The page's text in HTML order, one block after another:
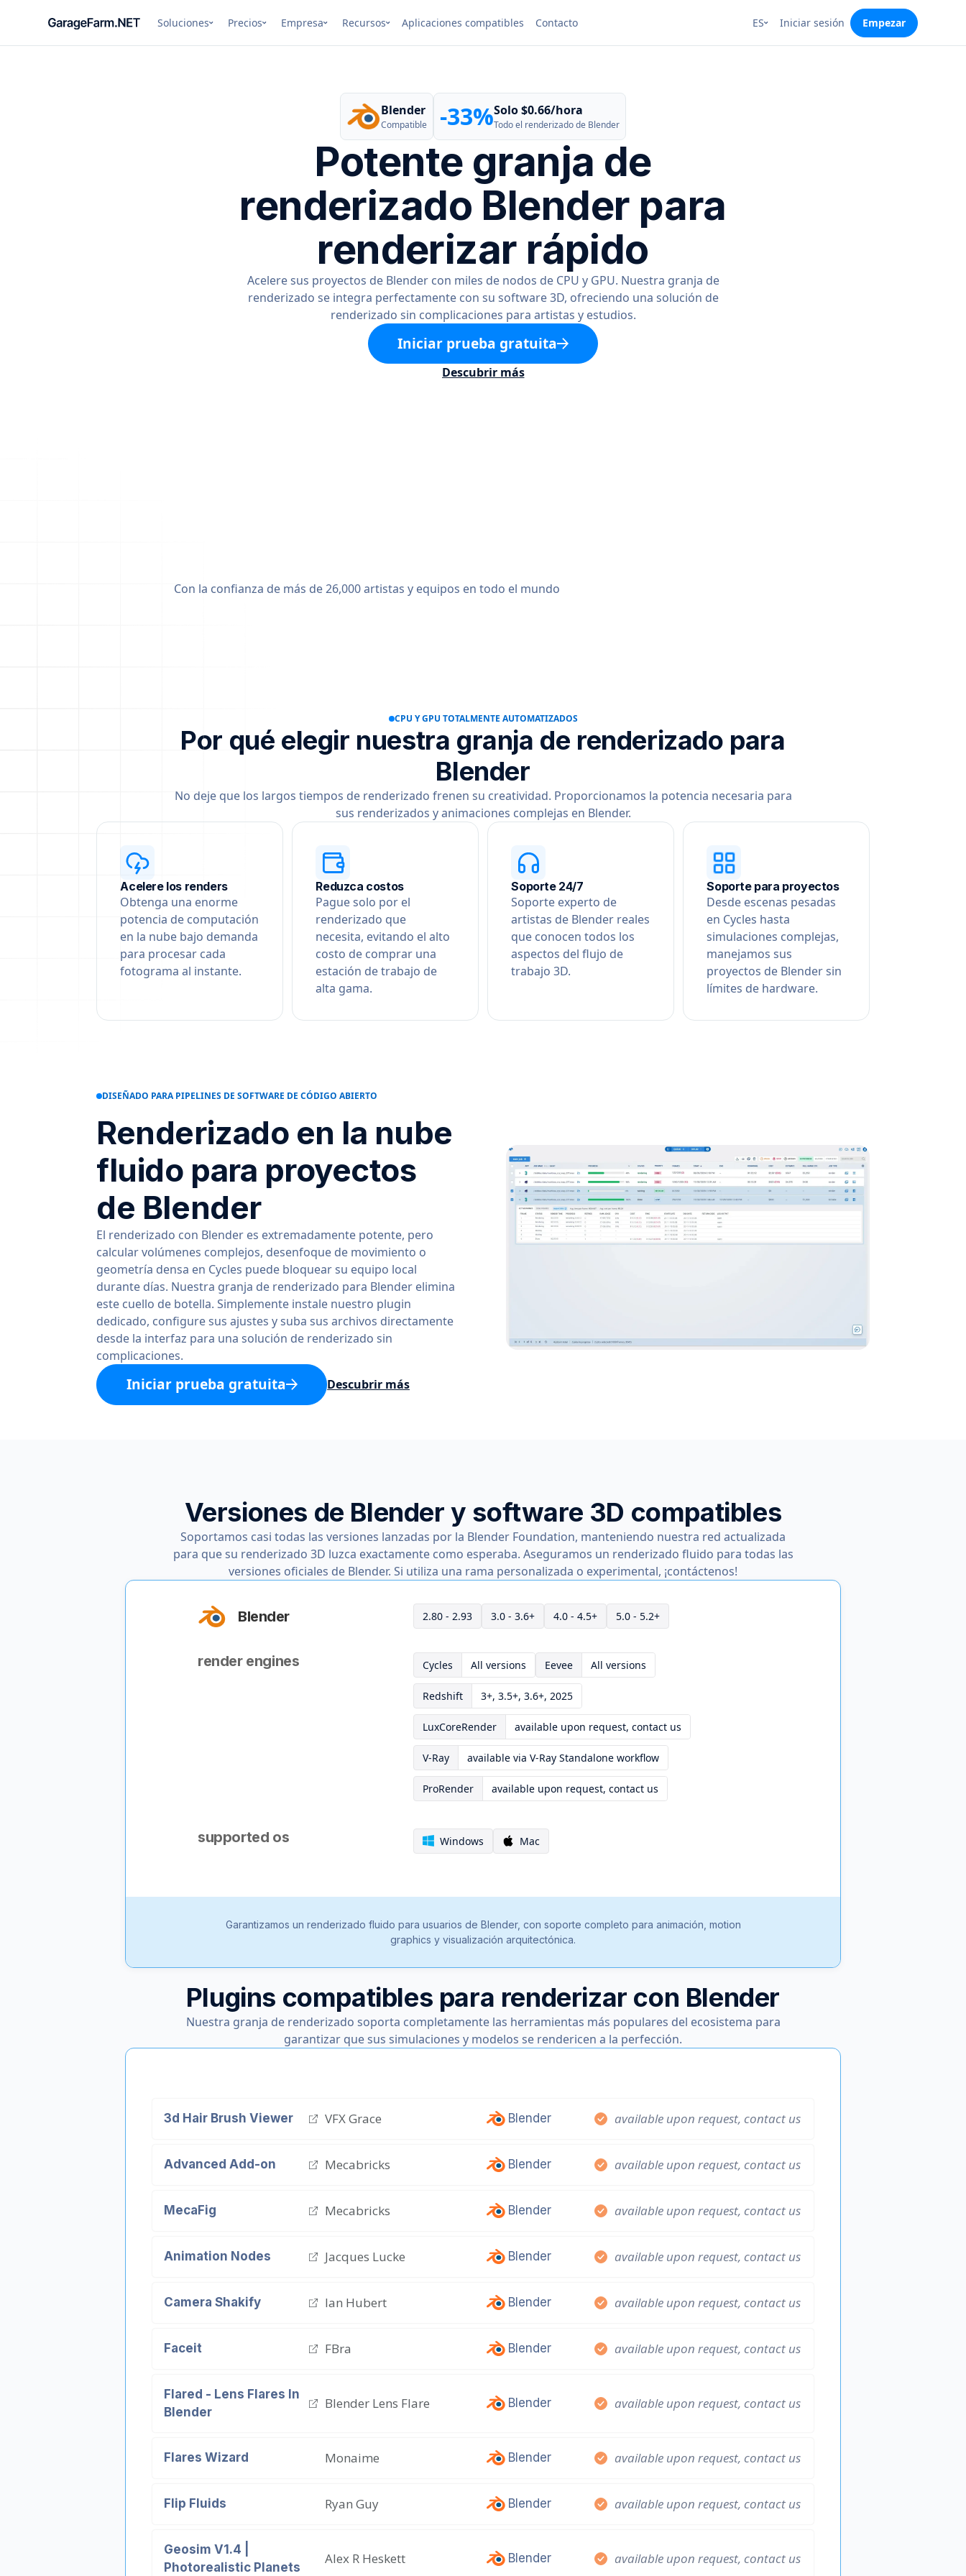
Soluciones Precios Empresa Recursos Aplicaciones compatibles Contacto ES Iniciar sesión Empezar
Blender
Compatible -33%Solo $0.66/hora
Todo el renderizado de Blender
Potente granja de
renderizado Blender para
renderizar rápido
Acelere sus proyectos de Blender con miles de nodos de CPU y GPU. Nuestra granja de
renderizado se integra perfectamente con su software 3D, ofreciendo una solución de
renderizado sin complicaciones para artistas y estudios.
Iniciar prueba gratuita
Descubrir más
Con la confianza de más de 26,000 artistas y equipos en todo el mundo
CPU Y GPU TOTALMENTE AUTOMATIZADOS
Por qué elegir nuestra granja de renderizado para
Blender
No deje que los largos tiempos de renderizado frenen su creatividad. Proporcionamos la potencia necesaria para
sus renderizados y animaciones complejas en Blender.
Acelere los renders
Obtenga una enorme
potencia de computación
en la nube bajo demanda
para procesar cada
fotograma al instante.
Reduzca costos
Pague solo por el
renderizado que
necesita, evitando el alto
costo de comprar una
estación de trabajo de
alta gama.
Soporte 24/7
Soporte experto de
artistas de Blender reales
que conocen todos los
aspectos del flujo de
trabajo 3D.
Soporte para proyectos
Desde escenas pesadas
en Cycles hasta
simulaciones complejas,
manejamos sus
proyectos de Blender sin
límites de hardware.
DISEÑADO PARA PIPELINES DE SOFTWARE DE CÓDIGO ABIERTO
Renderizado en la nube
fluido para proyectos
de Blender
El renderizado con Blender es extremadamente potente, pero
calcular volúmenes complejos, desenfoque de movimiento o
geometría densa en Cycles puede bloquear su equipo local
durante días. Nuestra granja de renderizado para Blender elimina
este cuello de botella. Simplemente instale nuestro plugin
dedicado, configure sus ajustes y suba sus archivos directamente
desde la interfaz para una solución de renderizado sin
complicaciones.
Iniciar prueba gratuita Descubrir más
Versiones de Blender y software 3D compatibles
Soportamos casi todas las versiones lanzadas por la Blender Foundation, manteniendo nuestra red actualizada
para que su renderizado 3D luzca exactamente como esperaba. Aseguramos un renderizado fluido para todas las
versiones oficiales de Blender. Si utiliza una rama personalizada o experimental, ¡contáctenos!
Blender 2.80 - 2.93 3.0 - 3.6+ 4.0 - 4.5+ 5.0 - 5.2+
render engines Cycles All versions Eevee All versions
Redshift 3+, 3.5+, 3.6+, 2025
LuxCoreRender available upon request, contact us
V-Ray available via V-Ray Standalone workflow
ProRender available upon request, contact us
supported os Windows Mac
Garantizamos un renderizado fluido para usuarios de Blender, con soporte completo para animación, motion
graphics y visualización arquitectónica.
Plugins compatibles para renderizar con Blender
Nuestra granja de renderizado soporta completamente las herramientas más populares del ecosistema para
garantizar que sus simulaciones y modelos se rendericen a la perfección.
3d Hair Brush Viewer VFX Grace Blender available upon request, contact us
Advanced Add-on Mecabricks Blender available upon request, contact us
MecaFig Mecabricks Blender available upon request, contact us
Animation Nodes Jacques Lucke Blender available upon request, contact us
Camera Shakify Ian Hubert Blender available upon request, contact us
Faceit FBra Blender available upon request, contact us
Flared - Lens Flares In
Blender
Blender Lens Flare Blender available upon request, contact us
Flares Wizard Monaime Blender available upon request, contact us
Flip Fluids Ryan Guy Blender available upon request, contact us
Geosim V1.4 |
Photorealistic Planets
Alex R Heskett Blender available upon request, contact us